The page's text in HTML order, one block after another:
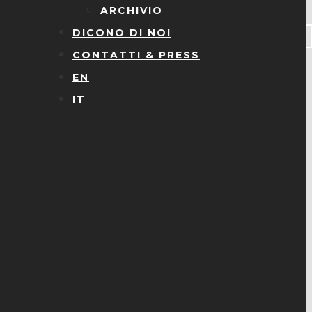
ARCHIVIO
DICONO DI NOI
CONTATTI & PRESS
EN
IT